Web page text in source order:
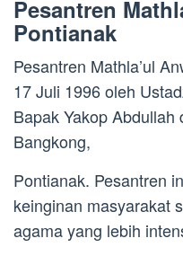
Pesantren
Pontianak
Pesantren Mathla’ul
17 Juli 1996 oleh
Bapak Yakop Abdullah
Bangkong,
Pontianak. Pesantren
keinginan masyarakat
agama yang lebih